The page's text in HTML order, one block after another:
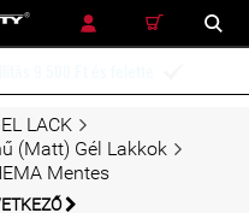
KERESÉS KERESÉS
LACK
(Matt) Gél Lakkok
Mentes